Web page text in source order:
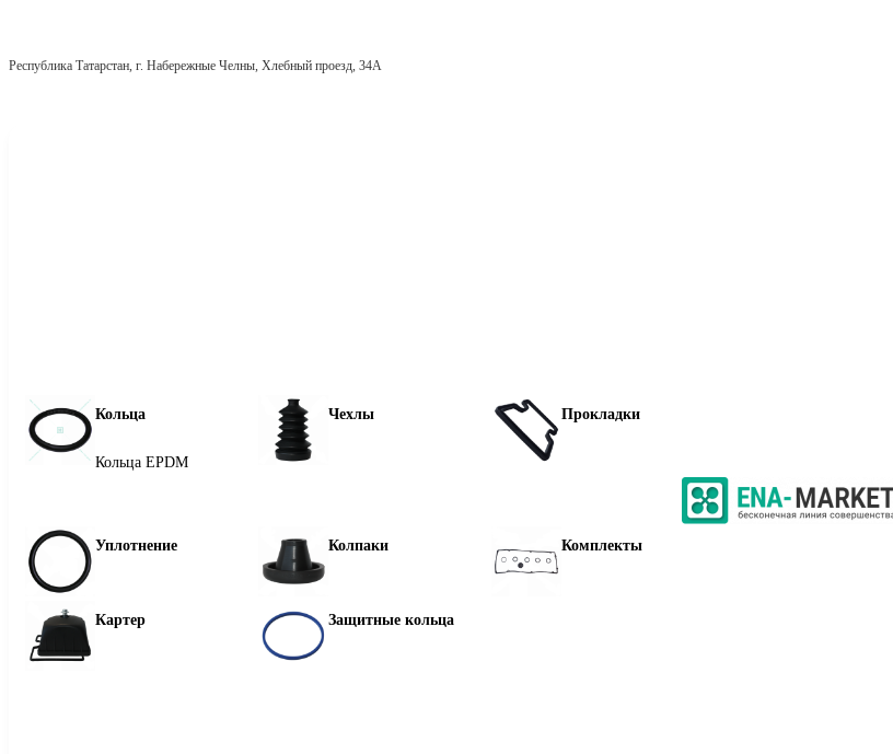
Республика Татарстан, г. Набережные Челны, Хлебный проезд, 34А
Кольца
Кольца EPDM
Чехлы Прокладки
Уплотнение Колпаки Комплекты
Картер Защитные кольца